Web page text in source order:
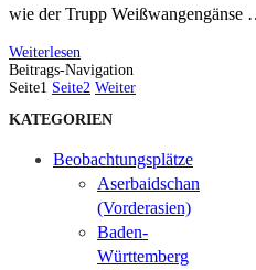
wie der Trupp Weißwangengänse
Weiterlesen
Beitrags-Navigation
Seite1 Seite2 Weiter
KATEGORIEN
Beobachtungsplätze
Aserbaidschan
(Vorderasien)
Baden-
Württemberg